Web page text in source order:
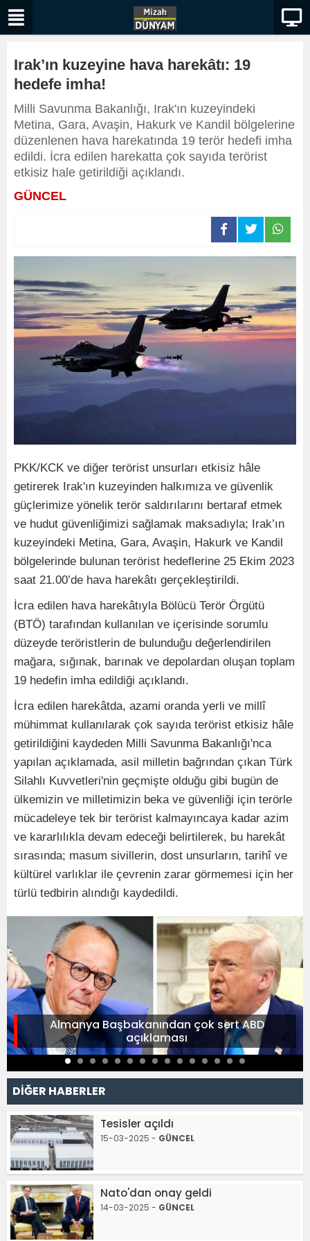
Irak’ın kuzeyine hava harekâtı: 19
hedefe imha!
Milli Savunma Bakanlığı, Irak'ın kuzeyindeki
Metina, Gara, Avaşin, Hakurk ve Kandil bölgelerine
düzenlenen hava harekatında 19 terör hedefi imha
edildi. İcra edilen harekatta çok sayıda terörist
etkisiz hale getirildiği açıklandı.
GÜNCEL
PKK/KCK ve diğer terörist unsurları etkisiz hâle
getirerek Irak'ın kuzeyinden halkımıza ve güvenlik
güçlerimize yönelik terör saldırılarını bertaraf etmek
ve hudut güvenliğimizi sağlamak maksadıyla; Irak’ın
kuzeyindeki Metina, Gara, Avaşin, Hakurk ve Kandil
bölgelerinde bulunan terörist hedeflerine 25 Ekim 2023
saat 21.00’de hava harekâtı gerçekleştirildi.
İcra edilen hava harekâtıyla Bölücü Terör Örgütü
(BTÖ) tarafından kullanılan ve içerisinde sorumlu
düzeyde teröristlerin de bulunduğu değerlendirilen
mağara, sığınak, barınak ve depolardan oluşan toplam
19 hedefin imha edildiği açıklandı.
İcra edilen harekâtda, azami oranda yerli ve millî
mühimmat kullanılarak çok sayıda terörist etkisiz hâle
getirildiğini kaydeden Milli Savunma Bakanlığı'nca
yapılan açıklamada, asil milletin bağrından çıkan Türk
Silahlı Kuvvetleri'nin geçmişte olduğu gibi bugün de
ülkemizin ve milletimizin beka ve güvenliği için terörle
mücadeleye tek bir terörist kalmayıncaya kadar azim
ve kararlılıkla devam edeceği belirtilerek, bu harekât
sırasında; masum sivillerin, dost unsurların, tarihî ve
kültürel varlıklar ile çevrenin zarar görmemesi için her
türlü tedbirin alındığı kaydedildi.
Almanya Başbakanından çok sert ABD
açıklaması
DİĞER HABERLER
Tesisler açıldı
15-03-2025 - GÜNCEL
Nato'dan onay geldi
14-03-2025 - GÜNCEL